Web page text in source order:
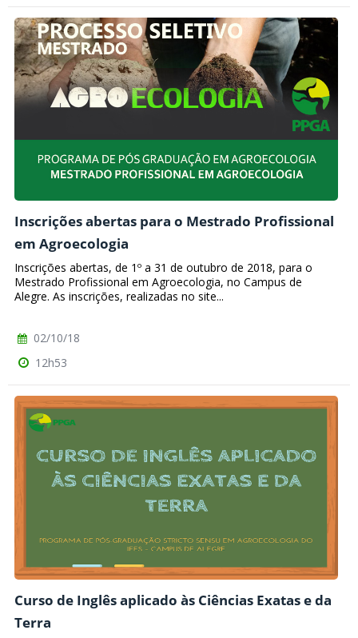
Inscrições abertas para o Mestrado Profissional
em Agroecologia
Inscrições abertas, de 1º a 31 de outubro de 2018, para o
Mestrado Profissional em Agroecologia, no Campus de
Alegre. As inscrições, realizadas no site...
02/10/18
12h53
Curso de Inglês aplicado às Ciências Exatas e da
Terra